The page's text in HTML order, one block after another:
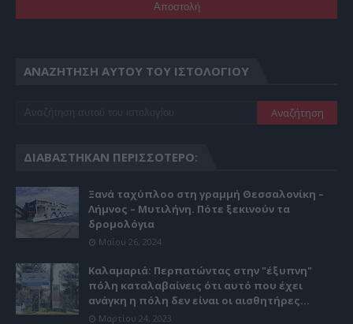
ΑΝΑΖΉΤΗΣΗ ΑΥΤΟΎ ΤΟΥ ΙΣΤΟΛΟΓΊΟΥ
ΔΙΑΒΆΣΤΗΚΑΝ ΠΕΡΙΣΣΌΤΕΡΟ:
Ξανά ταχύπλοο στη γραμμή Θεσσαλονίκη –
Λήμνος – Μυτιλήνη. Πότε ξεκινούν τα
δρομολόγια
Μαΐου 26, 2024
Καλαμαριά: Περπατώντας στην "έξυπνη"
πόλη καταλαβαίνεις ότι αυτό που έχει
ανάγκη η πόλη δεν είναι οι αισθητήρες...
Μαρτίου 24, 2023